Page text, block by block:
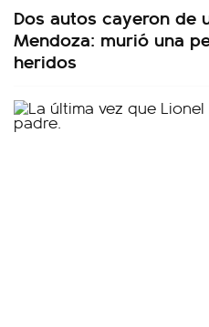
Dos autos cayeron de
Mendoza: murió una
heridos